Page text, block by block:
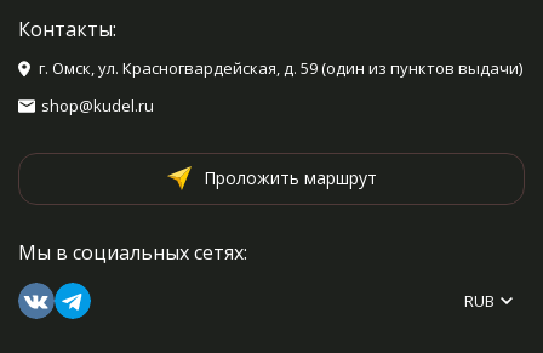
Контакты:
г. Омск, ул. Красногвардейская, д. 59 (один из пунктов выдачи)
shop@kudel.ru
Проложить маршрут
Мы в социальных сетях:
RUB